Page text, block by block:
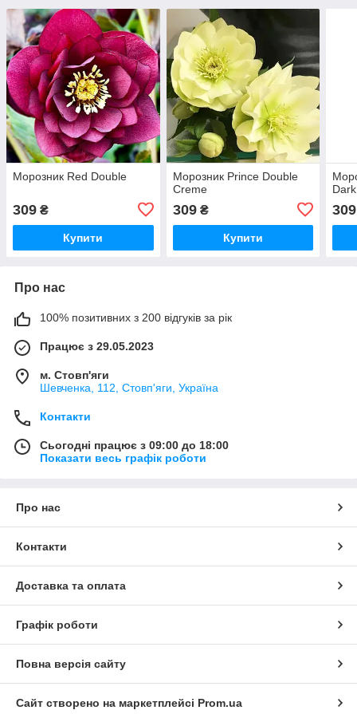
Морозник Red Double
309 ₴
Купити
Морозник Prince Double
Creme
309₴
Купити
309
Про нас
100% позитивних з 200 відгуків за рік
Працює з 29.05.2023
м. Стовп'яги
Шевченка, 112, Стовп'яги, Україна
Контакти
Сьогодні працює з 09:00 до 18:00
Показати весь графік роботи
Про нас
Контакти
Доставка та оплата
Графік роботи
Повна версія сайту
Сайт створено на маркетплейсі Prom.ua